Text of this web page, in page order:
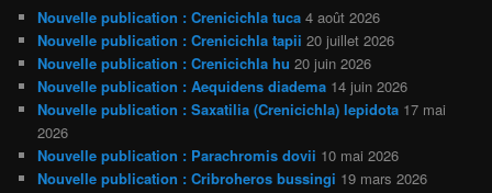
Nouvelle publication : Crenicichla tuca 4 août 2026
Nouvelle publication : Crenicichla tapii 20 juillet 2026
Nouvelle publication : Crenicichla hu 20 juin 2026
Nouvelle publication : Aequidens diadema 14 juin 2026
Nouvelle publication : Saxatilia (Crenicichla) lepidota 17 mai
2026
Nouvelle publication : Parachromis dovii 10 mai 2026
Nouvelle publication : Cribroheros bussingi 19 mars 2026